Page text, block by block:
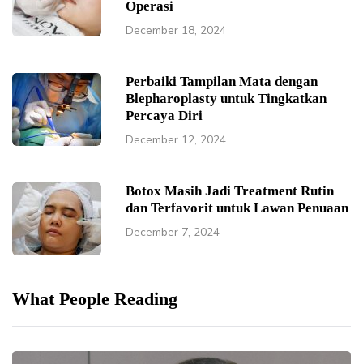
Operasi
December 18, 2024
Perbaiki Tampilan Mata dengan
Blepharoplasty untuk Tingkatkan
Percaya Diri
December 12, 2024
Botox Masih Jadi Treatment Rutin
dan Terfavorit untuk Lawan Penuaan
December 7, 2024
What People Reading